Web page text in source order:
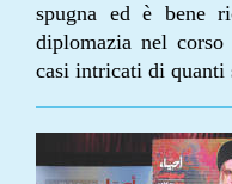
spugna ed è bene
diplomazia nel
casi intricati di quanti